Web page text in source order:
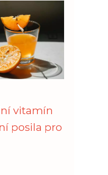
vitamín
posila pro